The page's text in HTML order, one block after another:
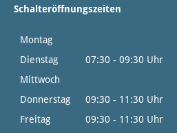
Schalteröffnungszeiten
Montag
14:00 -
Dienstag
07:30 - 09:30 Uhr
Mittwoch
14:00 -
Donnerstag
09:30 - 11:30 Uhr
Freitag
09:30 - 11:30 Uhr